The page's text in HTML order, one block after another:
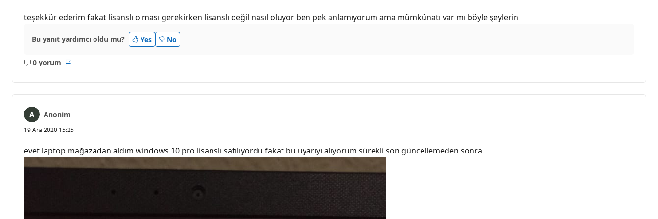
teşekkür ederim fakat lisanslı olması gerekirken lisanslı değil nasıl oluyor ben pek anlamıyorum ama mümkünatı var mı böyle şeylerin
Bu yanıt yardımcı oldu mu? Yes No
0 yorum
Açıklama
Anonim
19 Ara 2020 15:25
evet laptop mağazadan aldım windows 10 pro lisanslı satılıyordu fakat bu uyarıyı alıyorum sürekli son güncellemeden sonra